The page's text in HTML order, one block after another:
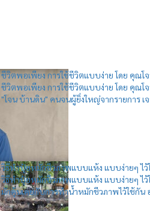
ชีวิตพอเพียง การใช้ชีวิตแบบง่าย โดย คุณโ
ชีวิตพอเพียง การใช้ชีวิตแบบง่าย โดย คุ
"โจน บ้านดิน" คนจนผู้ยิ่งใหญ่จากรายการ เจ
วิธีทำปุ๋ยหมักชีวภาพแบบแห้ง แบบง่ายๆ ไว้
วิธีทำปุ๋ยหมักชีวภาพแบบแห้ง แบบง่ายๆ
มักคุ้นเคยกับการทำน้ำหมักชีวภาพไว้ใช้กัน